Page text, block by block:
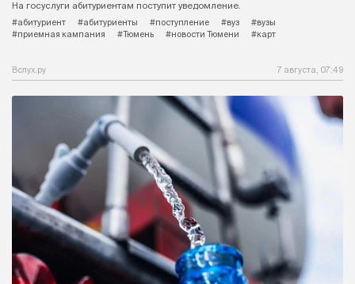
На госуслуги абитуриентам поступит уведомление.
#абитуриент
#абитуриенты #поступление #вуз
#вузы
#приемная кампания
#Тюмень #новости Тюмени #карт
Вслух.ру 7 августа, 07:49